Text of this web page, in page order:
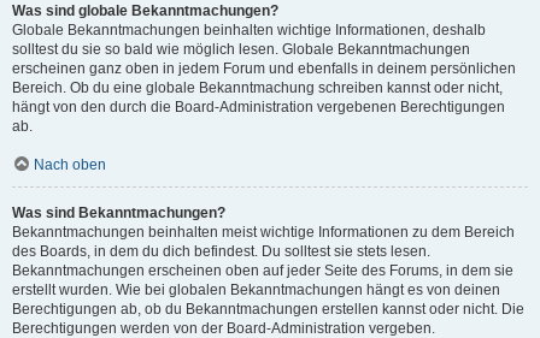
Was sind globale Bekanntmachungen?
Globale Bekanntmachungen beinhalten wichtige Informationen, deshalb
solltest du sie so bald wie möglich lesen. Globale Bekanntmachungen
erscheinen ganz oben in jedem Forum und ebenfalls in deinem persönlichen
Bereich. Ob du eine globale Bekanntmachung schreiben kannst oder nicht,
hängt von den durch die Board-Administration vergebenen Berechtigungen
ab.
Nach oben
Was sind Bekanntmachungen?
Bekanntmachungen beinhalten meist wichtige Informationen zu dem Bereich
des Boards, in dem du dich befindest. Du solltest sie stets lesen.
Bekanntmachungen erscheinen oben auf jeder Seite des Forums, in dem sie
erstellt wurden. Wie bei globalen Bekanntmachungen hängt es von deinen
Berechtigungen ab, ob du Bekanntmachungen erstellen kannst oder nicht. Die
Berechtigungen werden von der Board-Administration vergeben.